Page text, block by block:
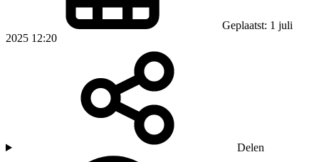
Geplaatst: 1 juli
2025 12:20
Delen